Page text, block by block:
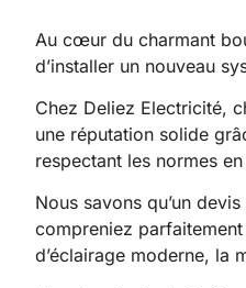
Au cœur du charmant
d’installer un nouveau
Chez Deliez Electricité,
une réputation solide
respectant les normes
Nous savons qu’un
compreniez
d’éclairage moderne, la